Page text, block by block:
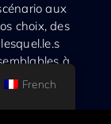
aux
choix, des
à
scènes
car son
parmi 18
French